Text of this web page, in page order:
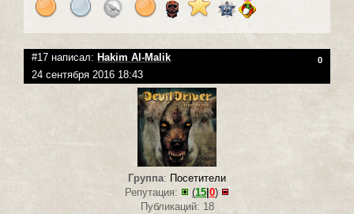
#17 написал: Hakim Al-Malik 0
24 сентября 2016 18:43
Группа: Посетители
Репутация:
(15 0)
Публикаций: 18